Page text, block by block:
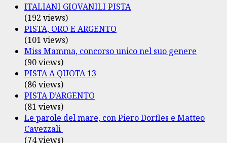
ITALIANI GIOVANILI PISTA
(192 views)
PISTA, ORO E ARGENTO
(101 views)
Miss Mamma, concorso unico nel suo genere
(90 views)
PISTA A QUOTA 13
(86 views)
PISTA D’ARGENTO
(81 views)
Le parole del mare, con Piero Dorfles e Matteo
Cavezzali
(74 views)